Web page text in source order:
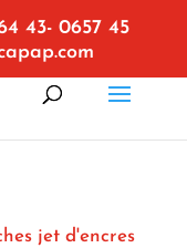
43- 0657 45
jet d'encres